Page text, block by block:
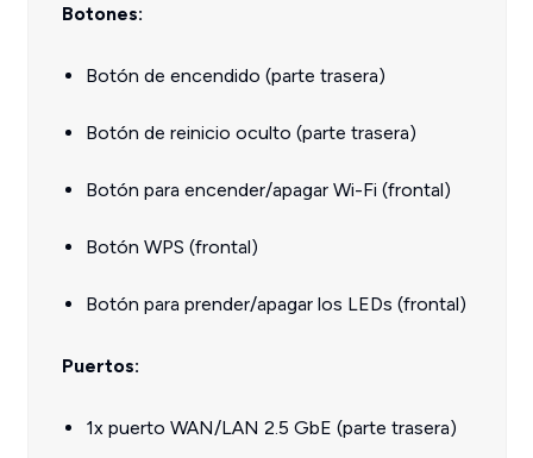
Botones:
Botón de encendido (parte trasera)
Botón de reinicio oculto (parte trasera)
Botón para encender/apagar Wi-Fi (frontal)
Botón WPS (frontal)
Botón para prender/apagar los LEDs (frontal)
Puertos:
1x puerto WAN/LAN 2.5 GbE (parte trasera)